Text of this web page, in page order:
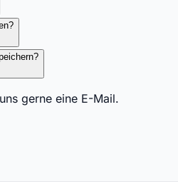
gerne eine E-Mail.